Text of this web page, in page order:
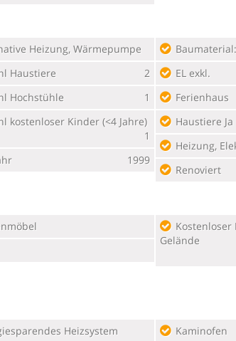
Heizung, Wärmepumpe
Haustiere
2
Hochstühle
1
kostenloser Kinder (<4 Jahre)
1
1999
EL exkl.
Ferienhaus
Haustiere Ja
Heizung,
Renoviert
Gelände
Heizsystem
Kaminofen